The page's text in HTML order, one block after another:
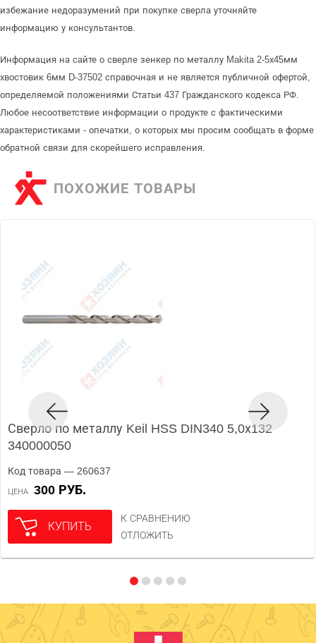
избежание недоразумений при покупке сверла уточняйте
информацию у консультантов.
Информация на сайте о сверле зенкер по металлу Makita 2-5х45мм
хвостовик 6мм D-37502 справочная и не является публичной офертой,
определяемой положениями Статьи 437 Гражданского кодекса РФ.
Любое несоответствие информации о продукте с фактическими
характеристиками - опечатки, о которых мы просим сообщать в форме
обратной связи для скорейшего исправления.
ПОХОЖИЕ ТОВАРЫ
Сверло по металлу Keil HSS DIN340 5,0х132
340000050
Код товара — 260637
ЦЕНА 300 РУБ.
КУПИТЬ
К СРАВНЕНИЮ
ОТЛОЖИТЬ